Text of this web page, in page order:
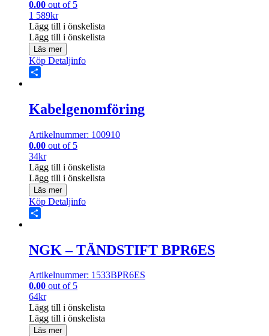
0.00 out of 5
1 589kr
Lägg till i önskelista
Lägg till i önskelista
Läs mer
Köp Detaljinfo
Kabelgenomföring
Artikelnummer: 100910
0.00 out of 5
34kr
Lägg till i önskelista
Lägg till i önskelista
Läs mer
Köp Detaljinfo
NGK – TÄNDSTIFT BPR6ES
Artikelnummer: 1533BPR6ES
0.00 out of 5
64kr
Lägg till i önskelista
Lägg till i önskelista
Läs mer